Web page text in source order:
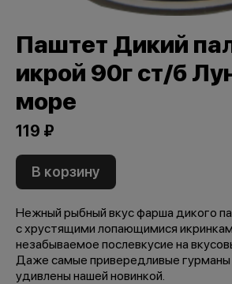
Паштет Дикий
икрой 90г ст/б
море
119 ₽
В корзину
Нежный рыбный вкус фарша дикого
с хрустящими лопающимися
незабываемое послевкусие на
Даже самые привередливые гурманы
удивлены нашей новинкой.